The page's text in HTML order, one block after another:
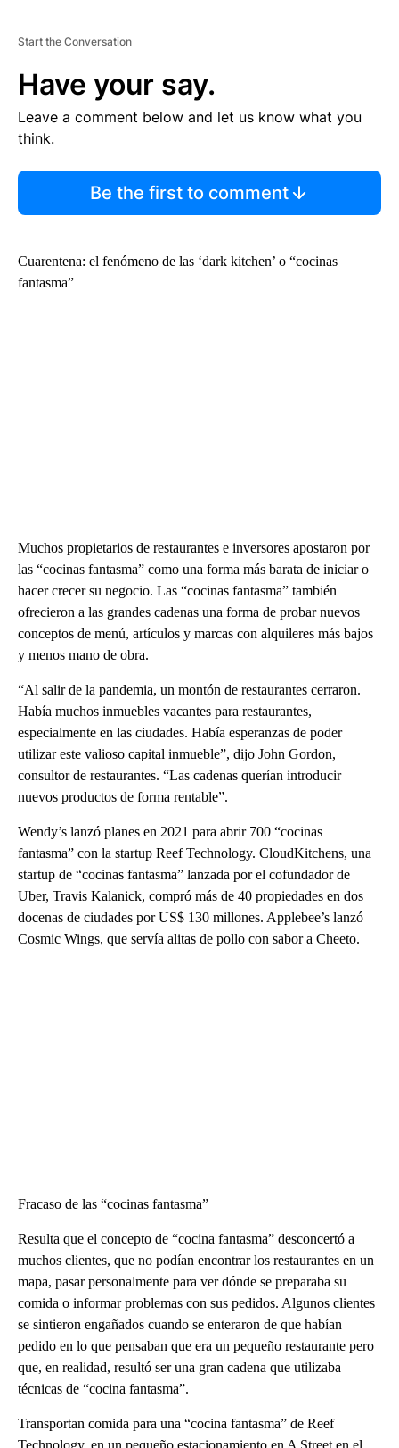
Start the Conversation
Have your say.
Leave a comment below and let us know what you
think.
Be the first to comment
Cuarentena: el fenómeno de las ‘dark kitchen’ o “cocinas
fantasma”
Muchos propietarios de restaurantes e inversores apostaron por
las “cocinas fantasma” como una forma más barata de iniciar o
hacer crecer su negocio. Las “cocinas fantasma” también
ofrecieron a las grandes cadenas una forma de probar nuevos
conceptos de menú, artículos y marcas con alquileres más bajos
y menos mano de obra.
“Al salir de la pandemia, un montón de restaurantes cerraron.
Había muchos inmuebles vacantes para restaurantes,
especialmente en las ciudades. Había esperanzas de poder
utilizar este valioso capital inmueble”, dijo John Gordon,
consultor de restaurantes. “Las cadenas querían introducir
nuevos productos de forma rentable”.
Wendy’s lanzó planes en 2021 para abrir 700 “cocinas
fantasma” con la startup Reef Technology. CloudKitchens, una
startup de “cocinas fantasma” lanzada por el cofundador de
Uber, Travis Kalanick, compró más de 40 propiedades en dos
docenas de ciudades por US$ 130 millones. Applebee’s lanzó
Cosmic Wings, que servía alitas de pollo con sabor a Cheeto.
Fracaso de las “cocinas fantasma”
Resulta que el concepto de “cocina fantasma” desconcertó a
muchos clientes, que no podían encontrar los restaurantes en un
mapa, pasar personalmente para ver dónde se preparaba su
comida o informar problemas con sus pedidos. Algunos clientes
se sintieron engañados cuando se enteraron de que habían
pedido en lo que pensaban que era un pequeño restaurante pero
que, en realidad, resultó ser una gran cadena que utilizaba
técnicas de “cocina fantasma”.
Transportan comida para una “cocina fantasma” de Reef
Technology, en un pequeño estacionamiento en A Street en el